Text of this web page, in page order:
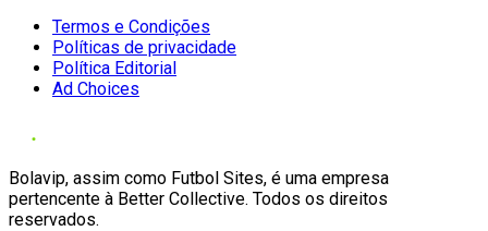
Termos e Condições
Políticas de privacidade
Política Editorial
Ad Choices
Bolavip, assim como Futbol Sites, é uma empresa
pertencente à Better Collective. Todos os direitos
reservados.